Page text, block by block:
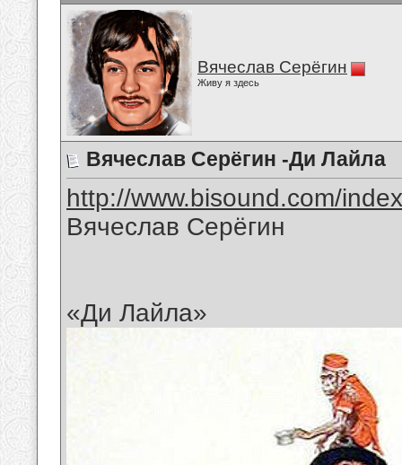
Вячеслав Серёгин
Живу я здесь
Вячеслав Серёгин -Ди Лайла
http://www.bisound.com/
Вячеслав Серёгин
«Ди Лайла»